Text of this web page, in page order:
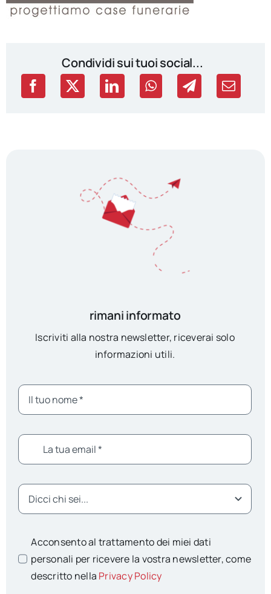
Condividi sui tuoi social...
rimani informato
Iscriviti alla nostra newsletter, riceverai solo
informazioni utili.
Acconsento al trattamento dei miei dati
personali per ricevere la vostra newsletter, come
descritto nella Privacy Policy